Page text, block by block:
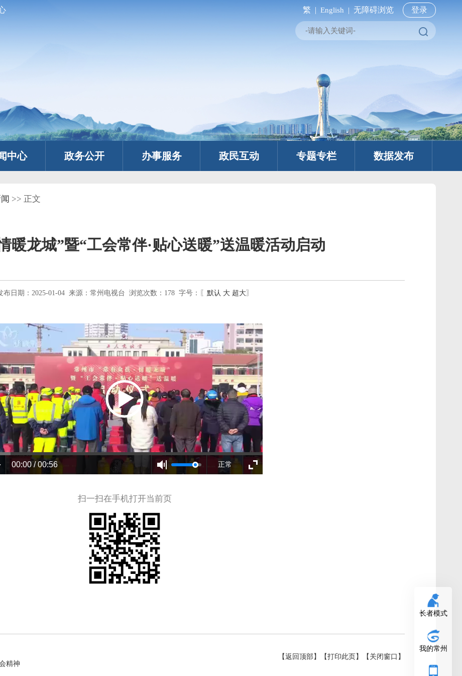
繁 | English | 无障碍浏览 登录
中心 政务公开 办事服务 政民互动 专题专栏 数据发布
>> 正文
暖龙城”暨“工会常伴·贴心送暖”送温暖活动启动
布日期：2025-01-04 来源： 常州电视台 浏览次数： 178字号：〖 默认 大 超大〗
00:00 / 00:56 正常
扫一扫在手机打开当前页
精神
【返回顶部】 【打印此页】 【关闭窗口】
长者模式
我的常州